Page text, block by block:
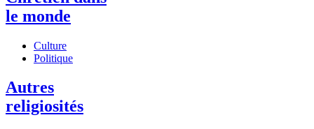
le monde
Culture
Politique
Autres
religiosités